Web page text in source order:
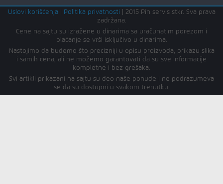
Uslovi korišćenja| Politika privatnosti
2015 Pin servis stkr. Sva prava
zadržana.
Cene na sajtu su izražene u dinarima sa uračunatim porezom i
plaćanje se vrši isključivo u dinarima.
Nastojimo da budemo što precizniji u opisu proizvoda, prikazu slika
i samih cena, ali ne možemo garantovati da su sve informacije
kompletne i bez grešaka.
Svi artikli prikazani na sajtu su deo naše ponude i ne podrazumeva
se da su dostupni u svakom trenutku.